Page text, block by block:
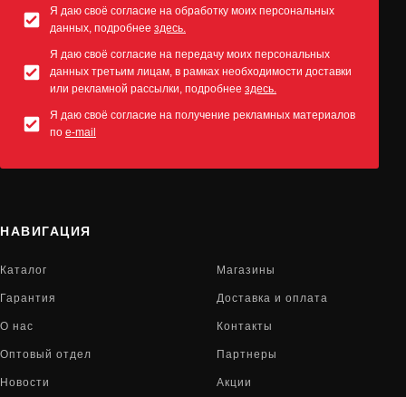
Я даю своё согласие на обработку моих персональных
данных, подробнее здесь.
Я даю своё согласие на передачу моих персональных
данных третьим лицам, в рамках необходимости доставки
или рекламной рассылки, подробнее здесь.
Я даю своё согласие на получение рекламных материалов
по e-mail
НАВИГАЦИЯ
Каталог Магазины
Гарантия Доставка и оплата
О нас Контакты
Оптовый отдел Партнеры
Новости Акции